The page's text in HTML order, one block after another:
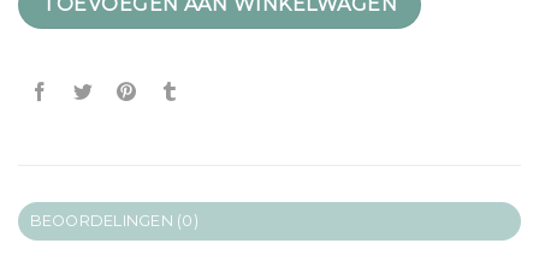
BEOORDELINGEN (0)